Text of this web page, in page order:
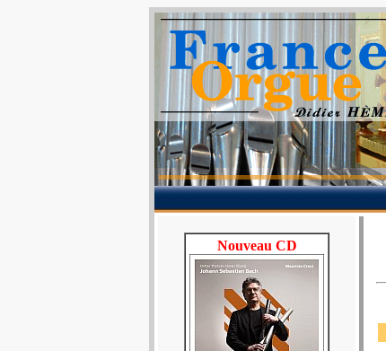
Nouveau CD